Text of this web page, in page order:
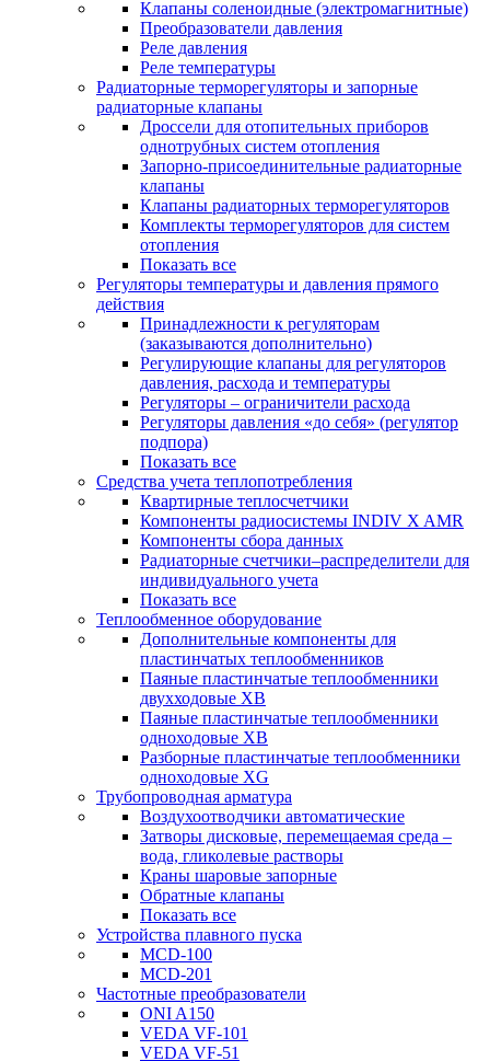
Клапаны соленоидные (электромагнитные)
Преобразователи давления
Реле давления
Реле температуры
Радиаторные терморегуляторы и запорные
радиаторные клапаны
Дроссели для отопительных приборов
однотрубных систем отопления
Запорно-присоединительные радиаторные
клапаны
Клапаны радиаторных терморегуляторов
Комплекты терморегуляторов для систем
отопления
Показать все
Регуляторы температуры и давления прямого
действия
Принадлежности к регуляторам
(заказываются дополнительно)
Регулирующие клапаны для регуляторов
давления, расхода и температуры
Регуляторы – ограничители расхода
Регуляторы давления «до себя» (регулятор
подпора)
Показать все
Средства учета теплопотребления
Квартирные теплосчетчики
Компоненты радиосистемы INDIV X AMR
Компоненты сбора данных
Радиаторные счетчики–распределители для
индивидуального учета
Показать все
Теплообменное оборудование
Дополнительные компоненты для
пластинчатых теплообменников
Паяные пластинчатые теплообменники
двухходовые XB
Паяные пластинчатые теплообменники
одноходовые ХВ
Разборные пластинчатые теплообменники
одноходовые ХG
Трубопроводная арматура
Воздухоотводчики автоматические
Затворы дисковые, перемещаемая среда –
вода, гликолевые растворы
Краны шаровые запорные
Обратные клапаны
Показать все
Устройства плавного пуска
MCD-100
MCD-201
Частотные преобразователи
ONI A150
VEDA VF-101
VEDA VF-51